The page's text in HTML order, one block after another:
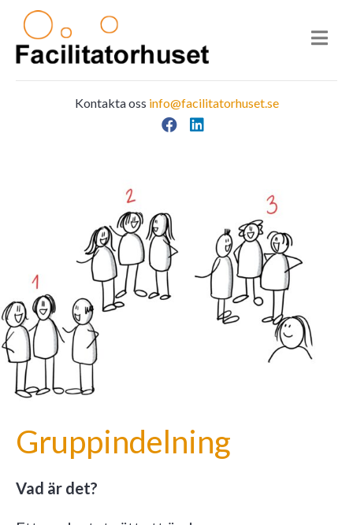
Kontakta oss info@facilitatorhuset.se
Facebook
LinkedIn
Gruppindelning
Vad är det?